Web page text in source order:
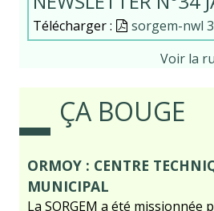
Télécharger : Document
sorgem-nwl
Voir la
ÇA BOUGE
ORMOY : CENTRE
MUNICIPAL
La SORGEM a été missionnée